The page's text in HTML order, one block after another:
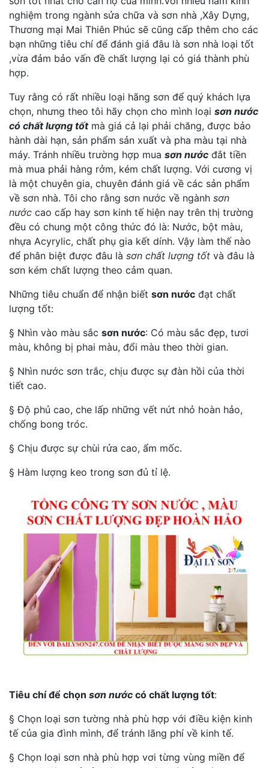
nghiệm trong ngành sửa chữa và sơn nhà ,Xây Dựng,
Thương mại Mai Thiên Phúc sẽ cũng cấp thêm cho các
bạn những tiêu chí để đánh giá đâu là sơn nhà loại tốt
,vừa đảm bảo vấn đề chất lượng lại có giá thành phù
hợp.
Tuy rằng có rất nhiều loại hãng sơn để quý khách lựa
chọn, nhưng theo tôi hãy chọn cho mình loại sơn nước
có chất lượng tốtmà giá cả lại phải chăng, được bảo
hành dài hạn, sản phẩm sản xuất và pha màu tại nhà
máy. Tránh nhiều trường hợp mua sơn nước đắt tiền
mà mua phải hàng rởm, kém chất lượng. Với cương vị
là một chuyên gia, chuyên đánh giá về các sản phẩm
về sơn nhà. Tôi cho rằng sơn nước về ngành sơn
nước cao cấp hay sơn kinh tế hiện nay trên thị trường
đều có chung một công thức đó là: Nước, bột màu,
nhựa Acyrylic, chất phụ gia kết dính. Vậy làm thế nào
để phân biệt được đâu là sơn chất lượng tốt và đâu là
sơn kém chất lượng theo cảm quan.
Những tiêu chuẩn để nhận biết sơn nước đạt chất
lượng tốt:
§ Nhìn vào màu sắc sơn nước: Có màu sắc đẹp, tươi
màu, không bị phai màu, đổi màu theo thời gian.
§ Nhìn nước sơn trắc, chịu được sự đàn hồi của thời
tiết cao.
§ Độ phủ cao, che lấp những vết nứt nhỏ hoàn hảo,
chống bong tróc.
§ Chịu được sự chùi rửa cao, ẩm mốc.
§ Hàm lượng keo trong sơn đủ tỉ lệ.
Tiêu chí để chọn sơn nước có chất lượng tốt:
§ Chọn loại sơn tường nhà phù hợp với điều kiện kinh
tế của gia đình mình, để tránh lãng phí về kinh tế.
§ Chọn loại sơn nhà phù hợp vơi từng vùng miền để